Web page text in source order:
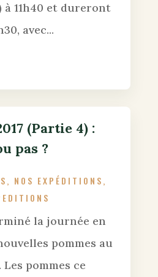
11h40 et dureront
avec...
(Partie 4) :
pas ?
, NOS EXPÉDITIONS,
la journée en
pommes au
pommes ce